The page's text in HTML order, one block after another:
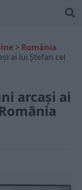
> România
ai lui Ștefan cel
arcași ai